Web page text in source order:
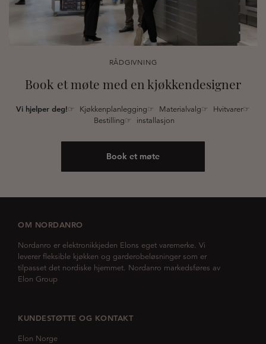
RÅDGIVNING
Book et møte med en kjøkkendesigner
Vi hjelper deg!☞ Kjøkkenplanlegging☞ Materialvalg☞ Hvitvarer☞
Bestilling☞ installasjon
Book et møte
OM NORDANRO
Nordanro er elektronikkjeden Elons eget varemerke. Vi
leverer fleksible kjøkken og garderobeløsninger som er
tilpasset det nordiske hjemmet. Nordanro markedsføres av
Elon Group
KUNDESTØTTE OG KONTAKT
Elon Norge